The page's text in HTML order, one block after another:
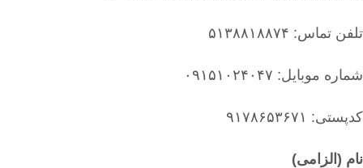
۵۱۳۸۸۱۸۸۷۴
موبایل: ۰۹۱۵۱۰۲۴۰۴۷
۹۱۷۸۶۵۳۶۷۱
(الزامی)